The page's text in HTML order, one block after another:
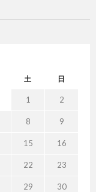
土 日
1 2
8 9
15 16
22 23
29 30